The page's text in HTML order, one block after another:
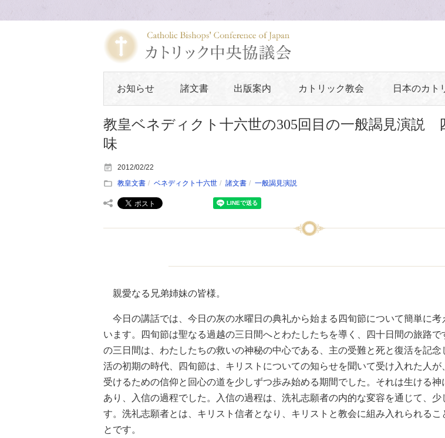
お知らせ 諸文書 出版案内 カトリック教会 日本のカト
教皇ベネディクト十六世の305回目の一般謁見演説
味
2012/02/22
教皇文書
ベネディクト十六世 諸文書 一般謁見演説
親愛なる兄弟姉妹の皆様。
今日の講話では、今日の灰の水曜日の典礼から始まる四旬節について簡単に考
います。四旬節は聖なる過越の三日間へとわたしたちを導く、四十日間の旅路で
の三日間は、わたしたちの救いの神秘の中心である、主の受難と死と復活を記念
活の初期の時代、四旬節は、キリストについての知らせを聞いて受け入れた人が
受けるための信仰と回心の道を少しずつ歩み始める期間でした。それは生ける神
あり、入信の過程でした。入信の過程は、洗礼志願者の内的な変容を通じて、少
す。洗礼志願者とは、キリスト信者となり、キリストと教会に組み入れられるこ
とです。